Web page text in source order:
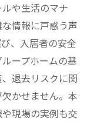
や生活のマナ
情報に戸惑う声
、入居者の安全
ープホームの基
退去リスクに関
かせません。本
現場の実例も交